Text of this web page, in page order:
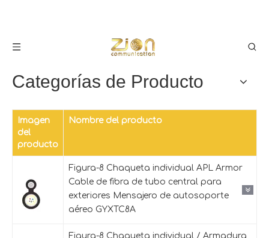
Categorías de Producto
Imagen
del
producto
Nombre del producto
Figura-8 Chaqueta individual APL Armor
Cable de fibra de tubo central para
exteriores Mensajero de autosoporte
aéreo GYXTC8A
Figura-8 Chaqueta individual / Armadura